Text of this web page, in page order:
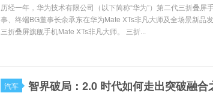
历经一年，华为技术有限公司（以下简称“华为”）第二代三折叠屏
事、终端BG董事长余承东在华为Mate XTs非凡大师及全场景新品
三折叠屏旗舰手机Mate XTs非凡大师。 三折...
汽车 智界破局：2.0 时代如何走出突破融合